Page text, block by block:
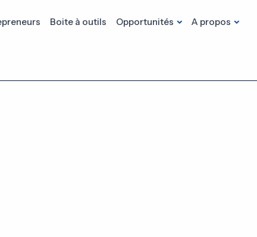
Boite à outils Opportunités A propos